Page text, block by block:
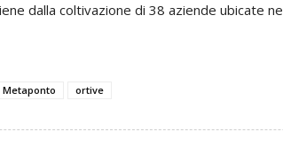
dalla coltivazione di 38 aziende ubicate
Metaponto ortive